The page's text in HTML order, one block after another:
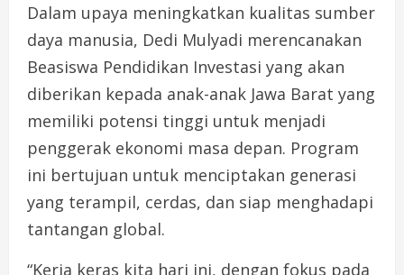
Dalam upaya meningkatkan kualitas sumber
daya manusia, Dedi Mulyadi merencanakan
Beasiswa Pendidikan Investasi yang akan
diberikan kepada anak-anak Jawa Barat yang
memiliki potensi tinggi untuk menjadi
penggerak ekonomi masa depan. Program
ini bertujuan untuk menciptakan generasi
yang terampil, cerdas, dan siap menghadapi
tantangan global.
“Kerja keras kita hari ini, dengan fokus pada